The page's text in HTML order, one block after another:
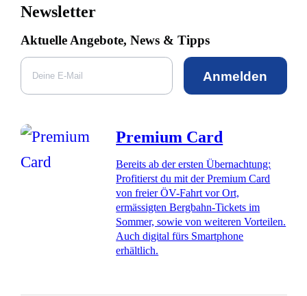
Newsletter
Aktuelle Angebote, News & Tipps
Anmelden
Premium Card
Bereits ab der ersten Übernachtung:
Profitierst du mit der Premium Card
von freier ÖV-Fahrt vor Ort,
ermässigten Bergbahn-Tickets im
Sommer, sowie von weiteren Vorteilen.
Auch digital fürs Smartphone
erhältlich.